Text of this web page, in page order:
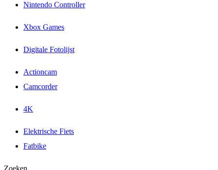
Nintendo Controller
Xbox Games
Digitale Fotolijst
Actioncam
Camcorder
4K
Elektrische Fiets
Fatbike
Zoeken